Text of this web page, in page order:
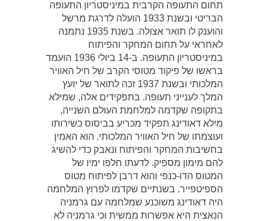
תחום התעופה הקרבית במיניסטריון התעופה
הבריטי ובשנת 1933 הועלה לדרגת מרשל
והוענק לו תואר אצולה. בשנת 1935 נתמנה
לאחראי על תחום המחקר והפיתוח
במיניסטריון התעופה. ב-14 ביולי 1936 הועמד
בראשו של פיקוד מטוסי הקרב של חיל האוויר
המלכותי ובשנת 1937 זכה לתואר של יועץ
המלך לענייני תעופה. בתפקידים אלה, שמילא
בתקופה שקדמה למלחמת העולם השנייה,
מילא דאודינג תפקיד מכריע בביסוס כשירותו
ועוצמתו של חיל האוויר המלכותי. הוא האמין
בחשיבות המחקר והפיתוח ונאבק כדי להשיג
להם מימון מספיק. לדעתו חלפו ימיו של
המטוס הדו-כנפי והוא דרבן לפיתוח מטוס
הספיטפייר. בשנתיים שקדמו לפרוץ המלחמה
היה דאודינג משוכנע שמלחמה עם גרמניה
הנאצית היא אפשרות ממשית וכי גרמניה לא